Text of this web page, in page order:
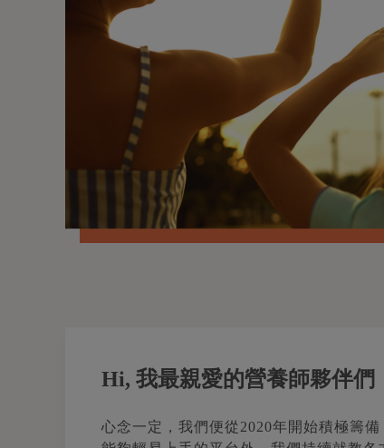
Hi, 我最親愛的營養師夥伴們
心念一定，我們便從2020年開始積極籌